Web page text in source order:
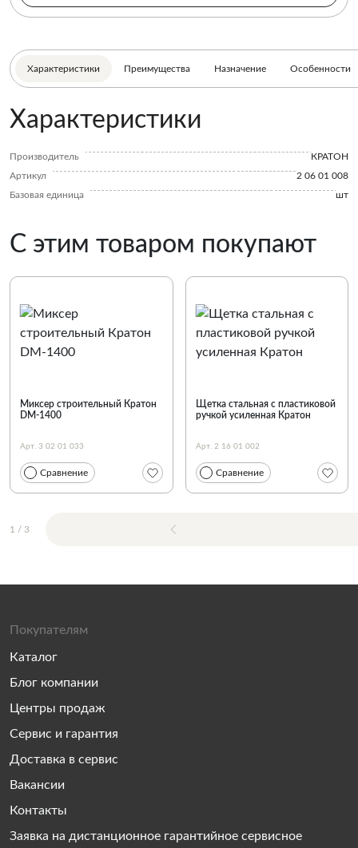
Характеристики Преимущества Назначение Особенности
Характеристики
Производитель
КРАТОН
Артикул
2 06 01 008
Базовая единица
шт
С этим товаром покупают
Миксер строительный Кратон
DM-1400
Арт. 3 02 01 033
Сравнение
Щетка стальная с пластиковой
ручкой усиленная Кратон
Арт. 2 16 01 002
Сравнение
1 / 3
Покупателям
Каталог
Блог компании
Центры продаж
Сервис и гарантия
Доставка в сервис
Вакансии
Контакты
Заявка на дистанционное гарантийное сервисное